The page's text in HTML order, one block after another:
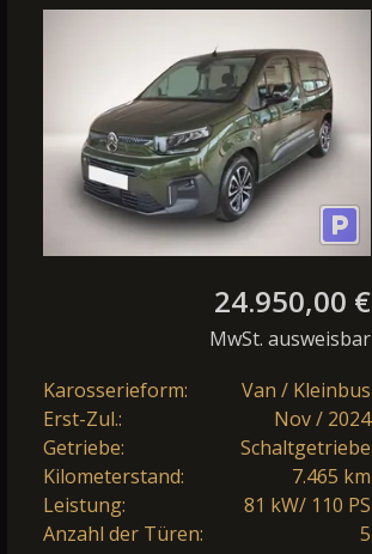
Plus M Shz Kamera
Tempomat
24.950,00 €
MwSt. ausweisbar
Karosserieform:
Van / Kleinbus
Erst-Zul.:
Nov / 2024
Getriebe:
Schaltgetriebe
Kilometerstand:
7.465 km
Leistung:
81 kW/ 110 PS
Anzahl der Türen:
5